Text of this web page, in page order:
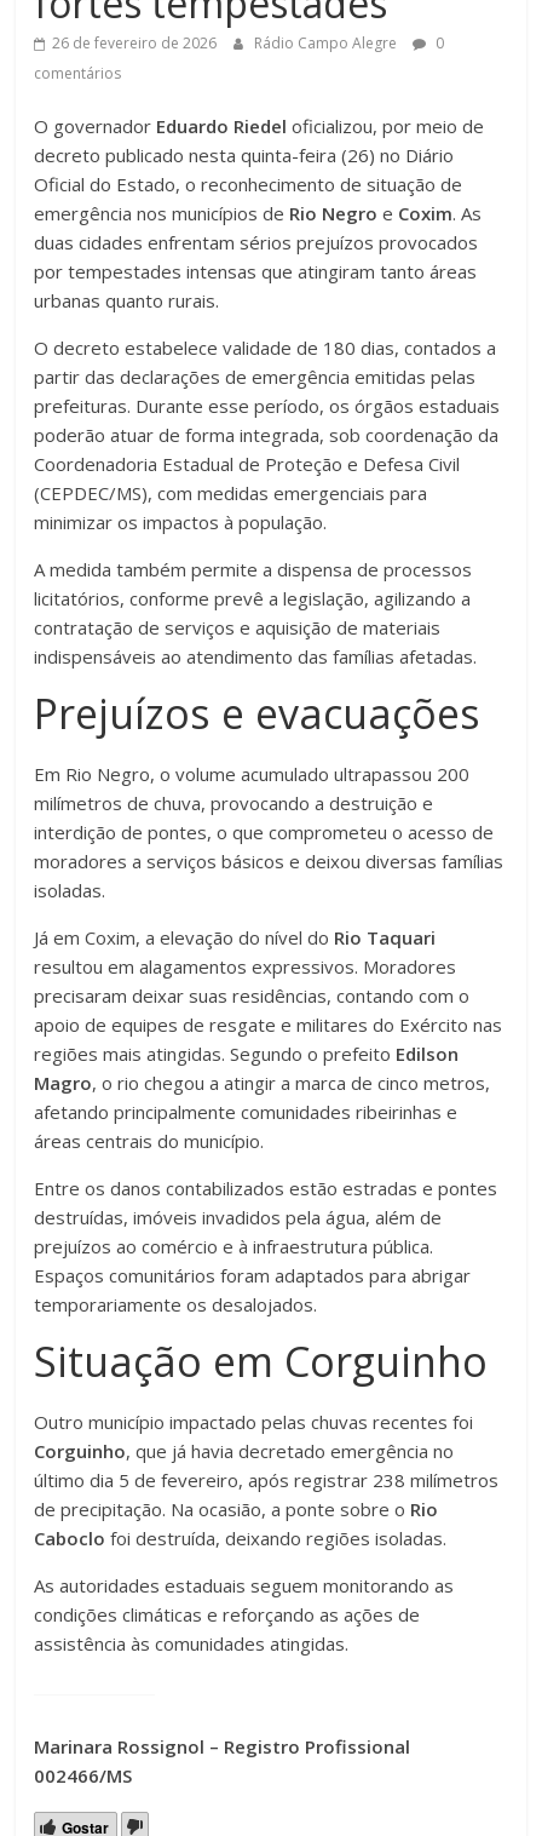
26 de fevereiro de 2026 Rádio Campo Alegre
0
comentários
O governador Eduardo Riedel oficializou, por meio de
decreto publicado nesta quinta-feira (26) no Diário
Oficial do Estado, o reconhecimento de situação de
emergência nos municípios de Rio Negro e Coxim. As
duas cidades enfrentam sérios prejuízos provocados
por tempestades intensas que atingiram tanto áreas
urbanas quanto rurais.
O decreto estabelece validade de 180 dias, contados a
partir das declarações de emergência emitidas pelas
prefeituras. Durante esse período, os órgãos estaduais
poderão atuar de forma integrada, sob coordenação da
Coordenadoria Estadual de Proteção e Defesa Civil
(CEPDEC/MS), com medidas emergenciais para
minimizar os impactos à população.
A medida também permite a dispensa de processos
licitatórios, conforme prevê a legislação, agilizando a
contratação de serviços e aquisição de materiais
indispensáveis ao atendimento das famílias afetadas.
Prejuízos e evacuações
Em Rio Negro, o volume acumulado ultrapassou 200
milímetros de chuva, provocando a destruição e
interdição de pontes, o que comprometeu o acesso de
moradores a serviços básicos e deixou diversas famílias
isoladas.
Já em Coxim, a elevação do nível do Rio Taquari
resultou em alagamentos expressivos. Moradores
precisaram deixar suas residências, contando com o
apoio de equipes de resgate e militares do Exército nas
regiões mais atingidas. Segundo o prefeito Edilson
Magro, o rio chegou a atingir a marca de cinco metros,
afetando principalmente comunidades ribeirinhas e
áreas centrais do município.
Entre os danos contabilizados estão estradas e pontes
destruídas, imóveis invadidos pela água, além de
prejuízos ao comércio e à infraestrutura pública.
Espaços comunitários foram adaptados para abrigar
temporariamente os desalojados.
Situação em Corguinho
Outro município impactado pelas chuvas recentes foi
Corguinho, que já havia decretado emergência no
último dia 5 de fevereiro, após registrar 238 milímetros
de precipitação. Na ocasião, a ponte sobre o Rio
Caboclo foi destruída, deixando regiões isoladas.
As autoridades estaduais seguem monitorando as
condições climáticas e reforçando as ações de
assistência às comunidades atingidas.
Marinara Rossignol – Registro Profissional
002466/MS
Gostar